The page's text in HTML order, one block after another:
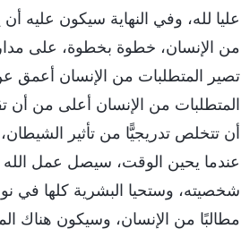
عليا لله، وفي النهاية سيكون عليه
من الإنسان، خطوة بخطوة، على
تصير المتطلبات من الإنسان أعمق عن
المتطلبات من الإنسان أعلى من أن
أن تتخلص تدريجيًّا من تأثير
عندما يحين الوقت، سيصل عمل الله
شخصيته، وستحيا البشرية كلها في
مطالبًا من الإنسان، وسيكون هناك